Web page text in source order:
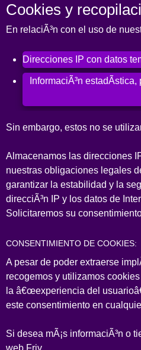
Cookies y
En relaciÃ³n con el uso de
Direcciones IP con datos
InformaciÃ³n
Sin embargo, estos no se
Almacenamos las direcciones
nuestras obligaciones legales
garantizar la estabilidad y la
direcciÃ³n IP y los datos de
Solicitaremos su
CONSENTIMIENTO DE COOKIES:
A pesar de poder extraerse
recogemos y utilizamos
la â€œexperiencia del
este consentimiento en
Si desea mÃ¡s informaciÃ³n o
web Friv